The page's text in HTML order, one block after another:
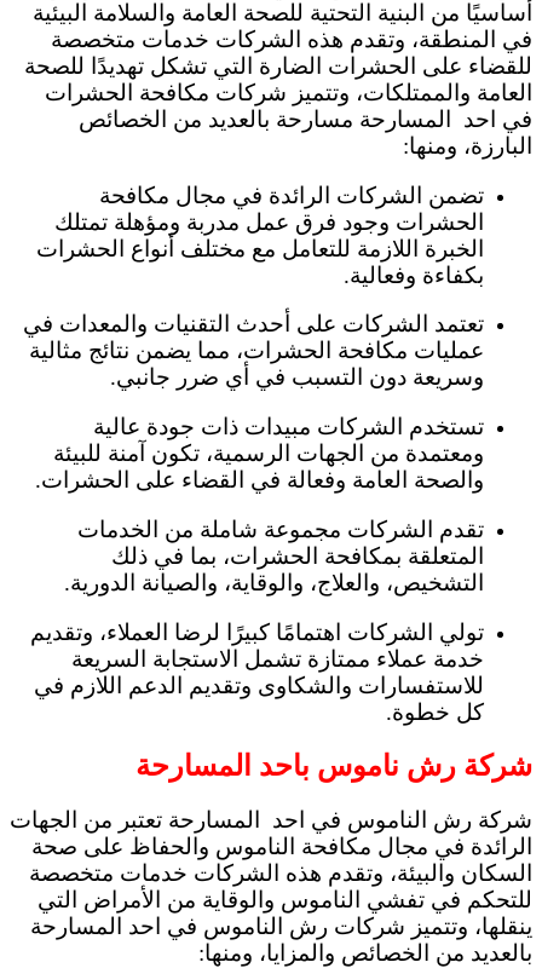
أساسيًا من البنية التحتية للصحة العامة والسلامة البيئية
في المنطقة، وتقدم هذه الشركات خدمات متخصصة
للقضاء على الحشرات الضارة التي تشكل تهديدًا للصحة
العامة والممتلكات، وتتميز شركات مكافحة الحشرات
في احد المسارحة مسارحة بالعديد من الخصائص
البارزة، ومنها:
تضمن الشركات الرائدة في مجال مكافحة
الحشرات وجود فرق عمل مدربة ومؤهلة تمتلك
الخبرة اللازمة للتعامل مع مختلف أنواع الحشرات
بكفاءة وفعالية.
تعتمد الشركات على أحدث التقنيات والمعدات في
عمليات مكافحة الحشرات، مما يضمن نتائج مثالية
وسريعة دون التسبب في أي ضرر جانبي.
تستخدم الشركات مبيدات ذات جودة عالية
ومعتمدة من الجهات الرسمية، تكون آمنة للبيئة
والصحة العامة وفعالة في القضاء على الحشرات.
تقدم الشركات مجموعة شاملة من الخدمات
المتعلقة بمكافحة الحشرات، بما في ذلك
التشخيص، والعلاج، والوقاية، والصيانة الدورية.
تولي الشركات اهتمامًا كبيرًا لرضا العملاء، وتقديم
خدمة عملاء ممتازة تشمل الاستجابة السريعة
للاستفسارات والشكاوى وتقديم الدعم اللازم في
كل خطوة.
شركة رش ناموس باحد المسارحة
شركة رش الناموس في احد المسارحة تعتبر من الجهات
الرائدة في مجال مكافحة الناموس والحفاظ على صحة
السكان والبيئة، وتقدم هذه الشركات خدمات متخصصة
للتحكم في تفشي الناموس والوقاية من الأمراض التي
ينقلها، وتتميز شركات رش الناموس في احد المسارحة
بالعديد من الخصائص والمزايا، ومنها: